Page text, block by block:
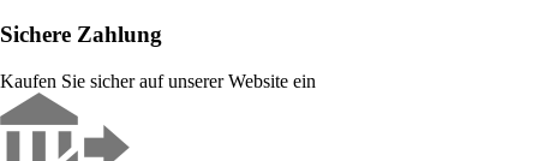
Sichere Zahlung
Kaufen Sie sicher auf unserer Website ein